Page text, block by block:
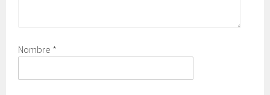
Nombre *